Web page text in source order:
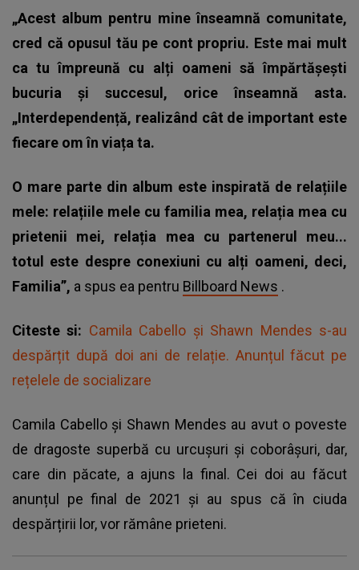
„Acest album pentru mine înseamnă comunitate,
cred că opusul tău pe cont propriu. Este mai mult
ca tu împreună cu alți oameni să împărtășești
bucuria și succesul, orice înseamnă asta.
„Interdependență, realizând cât de important este
fiecare om în viața ta.
O mare parte din album este inspirată de relațiile
mele: relațiile mele cu familia mea, relația mea cu
prietenii mei, relația mea cu partenerul meu...
totul este despre conexiuni cu alți oameni, deci,
Familia”, a spus ea pentru Billboard News .
Citeste si: Camila Cabello și Shawn Mendes s-au
despărțit după doi ani de relație. Anunțul făcut pe
rețelele de socializare
Camila Cabello și Shawn Mendes au avut o poveste
de dragoste superbă cu urcușuri și coborâșuri, dar,
care din păcate, a ajuns la final. Cei doi au făcut
anunțul pe final de 2021 și au spus că în ciuda
despărțirii lor, vor rămâne prieteni.